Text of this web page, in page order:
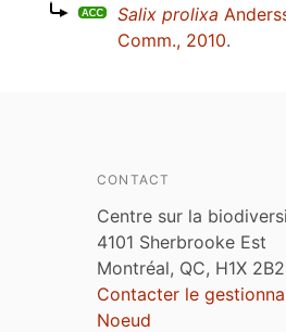
Salix prolixa
Comm., 2010.
CONTACT
Centre sur la
4101 Sherbrooke Est
Montréal, QC, H1X
Contacter le
Noeud